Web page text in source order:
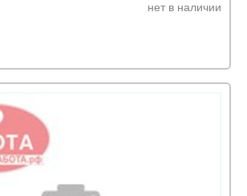
нет в наличии